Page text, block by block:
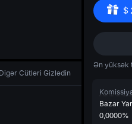
$
Ən yüksək
Bazar
0,0000%
Digər Cütləri Gizlədin